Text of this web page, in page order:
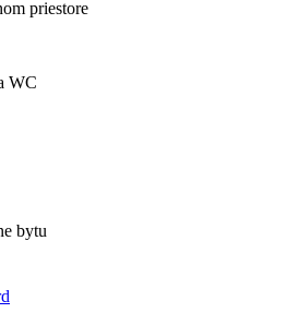
priestore
WC
bytu